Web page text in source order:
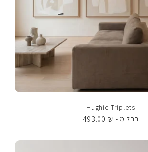
Hughie Triplets
החל מ -
493.00 ₪